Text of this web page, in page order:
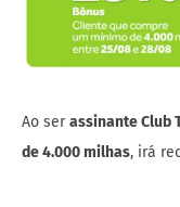
Ao serassinante Club
de 4.000 milhas, irá